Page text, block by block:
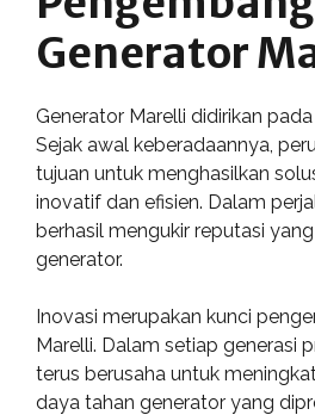
Generator
Generator Marelli didirikan
Sejak awal keberadaannya,
tujuan untuk menghasilkan
inovatif dan efisien. Dalam
berhasil mengukir reputasi
generator.
Inovasi merupakan kunci
Marelli. Dalam setiap generasi
terus berusaha untuk
daya tahan generator yang